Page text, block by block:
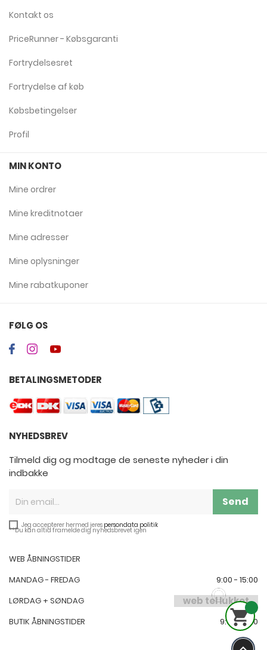
Kontakt os
PriceRunner - Købsgaranti
Fortrydelsesret
Fortrydelse af køb
Købsbetingelser
Profil
MIN KONTO
Mine ordrer
Mine kreditnotaer
Mine adresser
Mine oplysninger
Mine rabatkuponer
FØLG OS
BETALINGSMETODER
NYHEDSBREV
Tilmeld dig og modtage de seneste nyheder i din
indbakke
Send
Jeg accepterer hermed jeres persondata politik
**Du kan altid framelde dig nyhedsbrevet igen
WEB ÅBNINGSTIDER
MANDAG - FREDAG
9:00 - 15:00
LØRDAG + SØNDAG
web tel lukket
BUTIK ÅBNINGSTIDER 9:00-17:00
